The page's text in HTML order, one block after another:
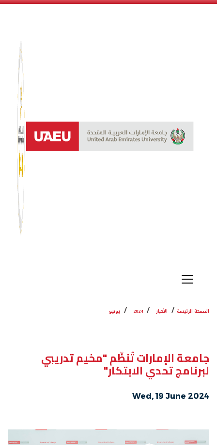
نظام
الصفحة الرئيسة الأخبار 2024 يونيو
جامعة الإمارات تُنظّم "مخيم تدريبي
لبرنامج تحدي الابتكار"
Wed, 19 June 2024